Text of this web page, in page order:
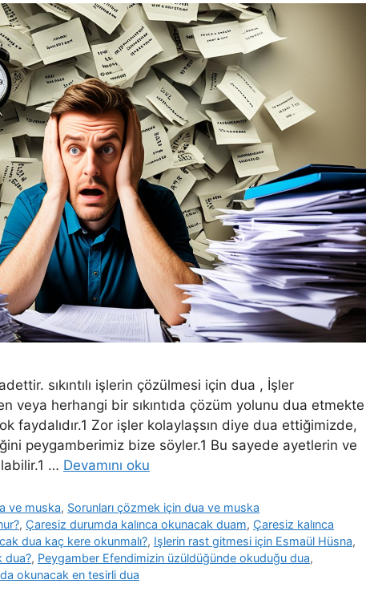
sıkıntılı işlerin çözülmesi için dua , İşler
veya herhangi bir sıkıntıda çözüm yolunu dua etmekte
faydalıdır.1 Zor işler kolaylaşsın diye dua ettiğimizde,
peygamberimiz bize söyler.1 Bu sayede ayetlerin ve
… Devamını oku
ve muska, Sorunları çözmek için dua ve muska
, Çaresiz durumda kalınca okunacak duam, Çaresiz kalınca
dua kaç kere okunmalı?, Işlerin rast gitmesi için Esmaül Hüsna,
dua?, Peygamber Efendimizin üzüldüğünde okuduğu dua,
okunacak en tesirli dua